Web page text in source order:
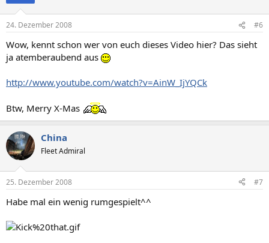
24. Dezember 2008 #6
Wow, kennt schon wer von euch dieses Video hier? Das sieht
ja atemberaubend aus
http://www.youtube.com/watch?v=AinW_IjYQCk
Btw, Merry X-Mas
China
Fleet Admiral
25. Dezember 2008 #7
Habe mal ein wenig rumgespielt^^